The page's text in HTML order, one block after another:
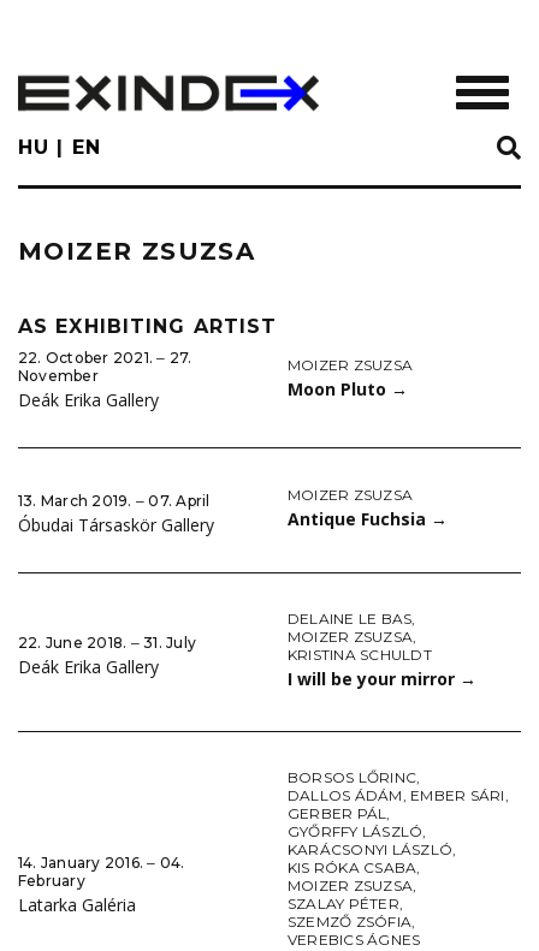
main
content
HU EN
MOIZER ZSUZSA
AS EXHIBITING ARTIST
22. October 2021. ‒ 27.
November
Deák Erika Gallery
MOIZER ZSUZSA
Moon Pluto →
13. March 2019. ‒ 07. April
Óbudai Társaskör Gallery
MOIZER ZSUZSA
Antique Fuchsia →
22. June 2018. ‒ 31. July
Deák Erika Gallery
DELAINE LE BAS,
MOIZER ZSUZSA,
KRISTINA SCHULDT
I will be your mirror →
14. January 2016. ‒ 04.
February
Latarka Galéria
BORSOS LŐRINC,
DALLOS ÁDÁM, EMBER SÁRI,
GERBER PÁL,
GYŐRFFY LÁSZLÓ,
KARÁCSONYI LÁSZLÓ,
KIS RÓKA CSABA,
MOIZER ZSUZSA,
SZALAY PÉTER,
SZEMZŐ ZSÓFIA,
VEREBICS ÁGNES